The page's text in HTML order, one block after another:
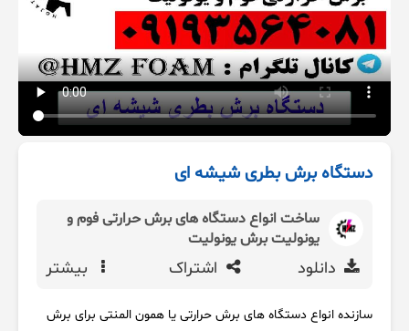
دستگاه برش بطری شیشه ای
ساخت انواع دستگاه های برش حرارتی فوم و
یونولیت برش یونولیت
دانلود اشتراک بیشتر
سازنده انواع دستگاه های برش حرارتی یا همون المنتی برای برش